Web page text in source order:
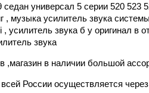
универсал 5 серии 520 523
, музыка усилитель звука
, усилитель звука б у оригинал в
звука
,магазин в наличии большой
России осуществляется